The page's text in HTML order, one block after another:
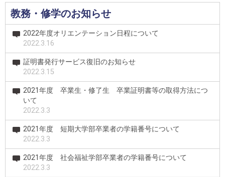
教務・修学のお知らせ
2022年度オリエンテーション日程について
2022.3.16
証明書発行サービス復旧のお知らせ
2022.3.15
2021年度 卒業生・修了生 卒業証明書等の取得方法につ
いて
2022.3.3
2021年度 短期大学部卒業者の学籍番号について
2022.3.3
2021年度 社会福祉学部卒業者の学籍番号について
2022.3.3